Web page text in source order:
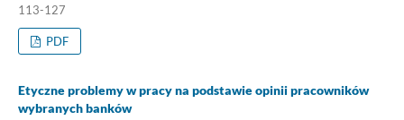
113-127
PDF
Etyczne problemy w pracy na podstawie opinii pracowników
wybranych banków